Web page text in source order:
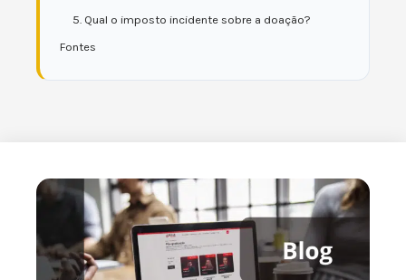
5. Qual o imposto incidente sobre a doação?
Fontes